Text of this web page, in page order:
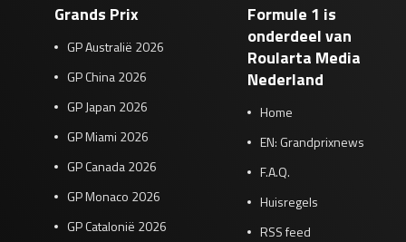
Grands Prix
GP Australië 2026
GP China 2026
GP Japan 2026
GP Miami 2026
GP Canada 2026
GP Monaco 2026
GP Catalonië 2026
Formule 1 is
onderdeel van
Roularta Media
Nederland
Home
EN: Grandprixnews
F.A.Q.
Huisregels
RSS feed